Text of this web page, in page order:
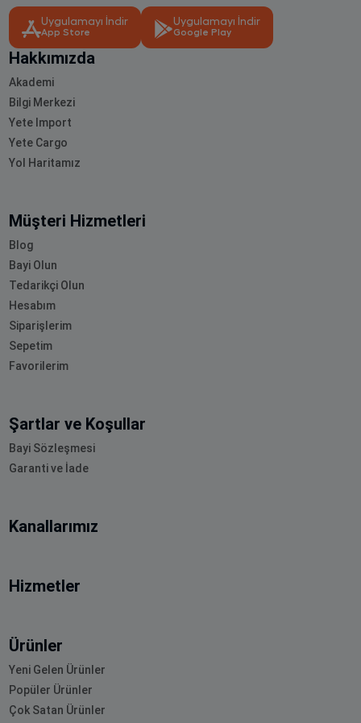
Uygulamayı İndir
App Store
Uygulamayı İndir
Google Play
Hakkımızda
Akademi
Bilgi Merkezi
Yete Import
Yete Cargo
Yol Haritamız
Müşteri Hizmetleri
Blog
Bayi Olun
Tedarikçi Olun
Hesabım
Siparişlerim
Sepetim
Favorilerim
Şartlar ve Koşullar
Bayi Sözleşmesi
Garanti ve İade
Kanallarımız
Hizmetler
Ürünler
Yeni Gelen Ürünler
Popüler Ürünler
Çok Satan Ürünler